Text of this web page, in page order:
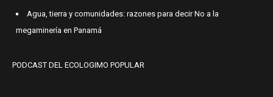
Agua, tierra y comunidades: razones para decir No a la
megaminería en Panamá
PODCAST DEL ECOLOGIMO POPULAR